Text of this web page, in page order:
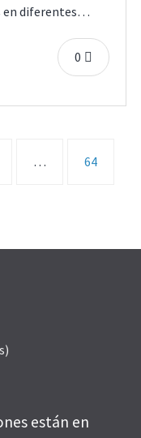
en diferentes…
0
… 64
están en